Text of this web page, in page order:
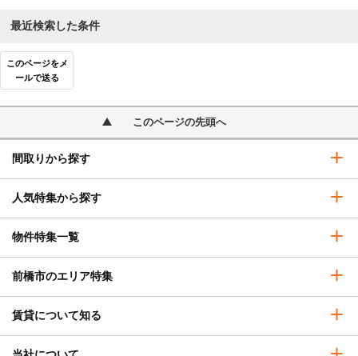
最近検索した条件
このページをメ
ールで送る
このページの先頭へ
間取りから探す
人気特集から探す
物件特集一覧
前橋市のエリア特集
賃貸について知る